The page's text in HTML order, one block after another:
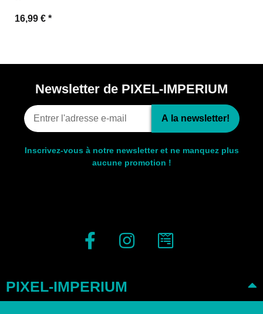
16,99 € *
Newsletter de PIXEL-IMPERIUM
A la newsletter!
Inscrivez-vous à notre newsletter et ne manquez plus
aucune promotion !
PIXEL-IMPERIUM